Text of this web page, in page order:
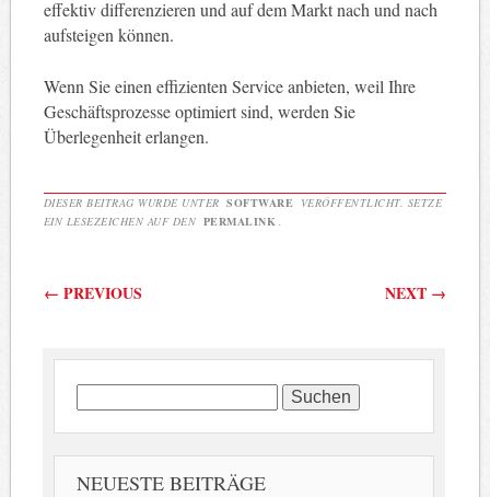
effektiv differenzieren und auf dem Markt nach und nach
aufsteigen können.
Wenn Sie einen effizienten Service anbieten, weil Ihre
Geschäftsprozesse optimiert sind, werden Sie
Überlegenheit erlangen.
DIESER BEITRAG WURDE UNTER SOFTWARE VERÖFFENTLICHT. SETZE
EIN LESEZEICHEN AUF DEN PERMALINK .
Beitragsnavigation
← PREVIOUS NEXT →
Suchen
nach:
NEUESTE BEITRÄGE